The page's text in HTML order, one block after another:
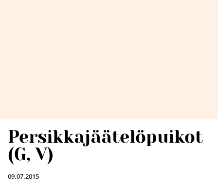
Persikkajäätelöpuikot
(G, V)
09.07.2015